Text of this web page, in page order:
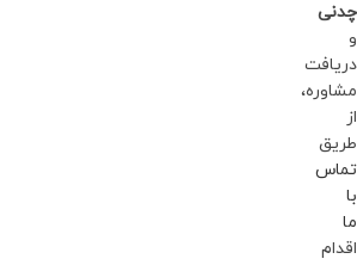
چدنی
و
دریافت
مشاوره،
از
طریق
تماس
با
ما
اقدام